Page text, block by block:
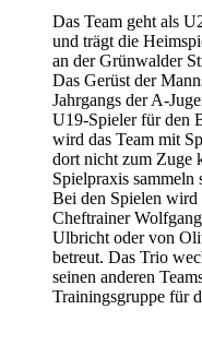
Das Team geht als
und trägt die
an der Grünwalder
Das Gerüst der
Jahrgangs der A-
U19-Spieler für den
wird das Team mit
dort nicht zum Zuge
Spielpraxis sammeln
Bei den Spielen
Cheftrainer
Ulbricht oder von
betreut. Das Trio
seinen anderen
Trainingsgruppe für